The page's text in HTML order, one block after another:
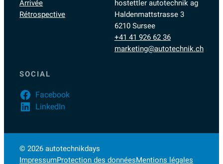
Arrivée
Rétrospective
hostettler autotechnik ag
Haldenmattstrasse 3
6210 Sursee
+41 41 926 62 36
marketing@autotechnik.ch
SOCIAL
Facebook
LinkedIn
© 2026 autotechnikdays
ImpressumProtection des donnéesMentions légales